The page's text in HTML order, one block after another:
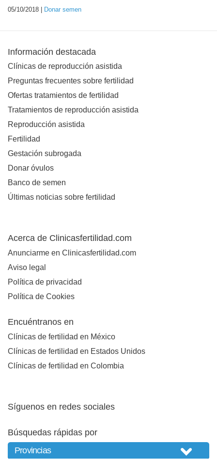
05/10/2018 | Donar semen
Información destacada
Clínicas de reproducción asistida
Preguntas frecuentes sobre fertilidad
Ofertas tratamientos de fertilidad
Tratamientos de reproducción asistida
Reproducción asistida
Fertilidad
Gestación subrogada
Donar óvulos
Banco de semen
Últimas noticias sobre fertilidad
Acerca de Clinicasfertilidad.com
Anunciarme en Clinicasfertilidad.com
Aviso legal
Política de privacidad
Política de Cookies
Encuéntranos en
Clínicas de fertilidad en México
Clínicas de fertilidad en Estados Unidos
Clínicas de fertilidad en Colombia
Síguenos en redes sociales
Búsquedas rápidas por